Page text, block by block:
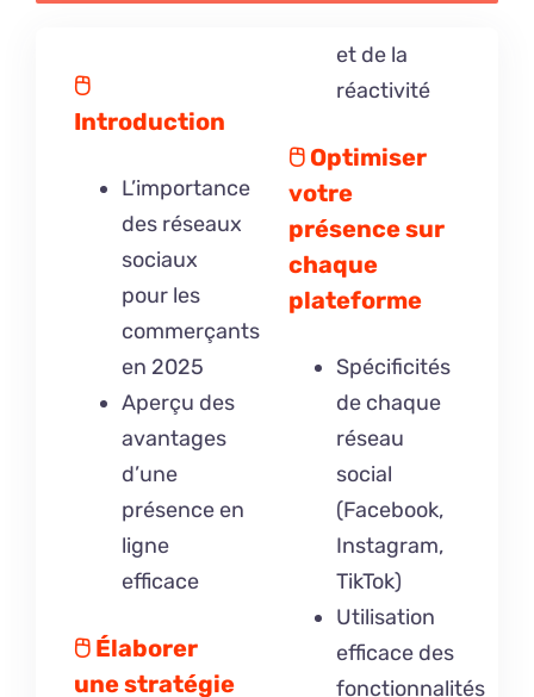
🖰
Introduction
L’importance
des réseaux
sociaux
pour les
commerçants
en 2025
Aperçu des
avantages
d’une
présence en
ligne
efficace
🖰 Élaborer
une stratégie
et de la
réactivité
🖰 Optimiser
votre
présence sur
chaque
plateforme
Spécificités
de chaque
réseau
social
(Facebook,
Instagram,
TikTok)
Utilisation
efficace des
fonctionnalités